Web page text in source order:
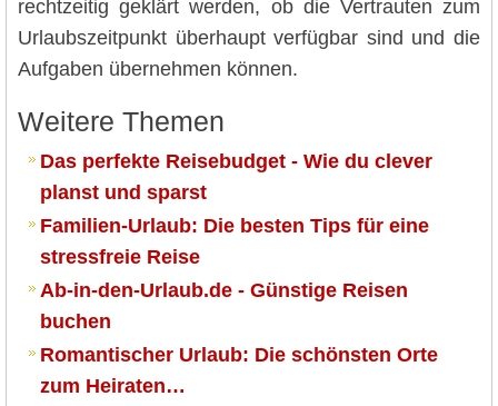
rechtzeitig geklärt werden, ob die Vertrauten zum
Urlaubszeitpunkt überhaupt verfügbar sind und die
Aufgaben übernehmen können.
Weitere Themen
Das perfekte Reisebudget - Wie du clever
planst und sparst
Familien-Urlaub: Die besten Tips für eine
stressfreie Reise
Ab-in-den-Urlaub.de - Günstige Reisen
buchen
Romantischer Urlaub: Die schönsten Orte
zum Heiraten…